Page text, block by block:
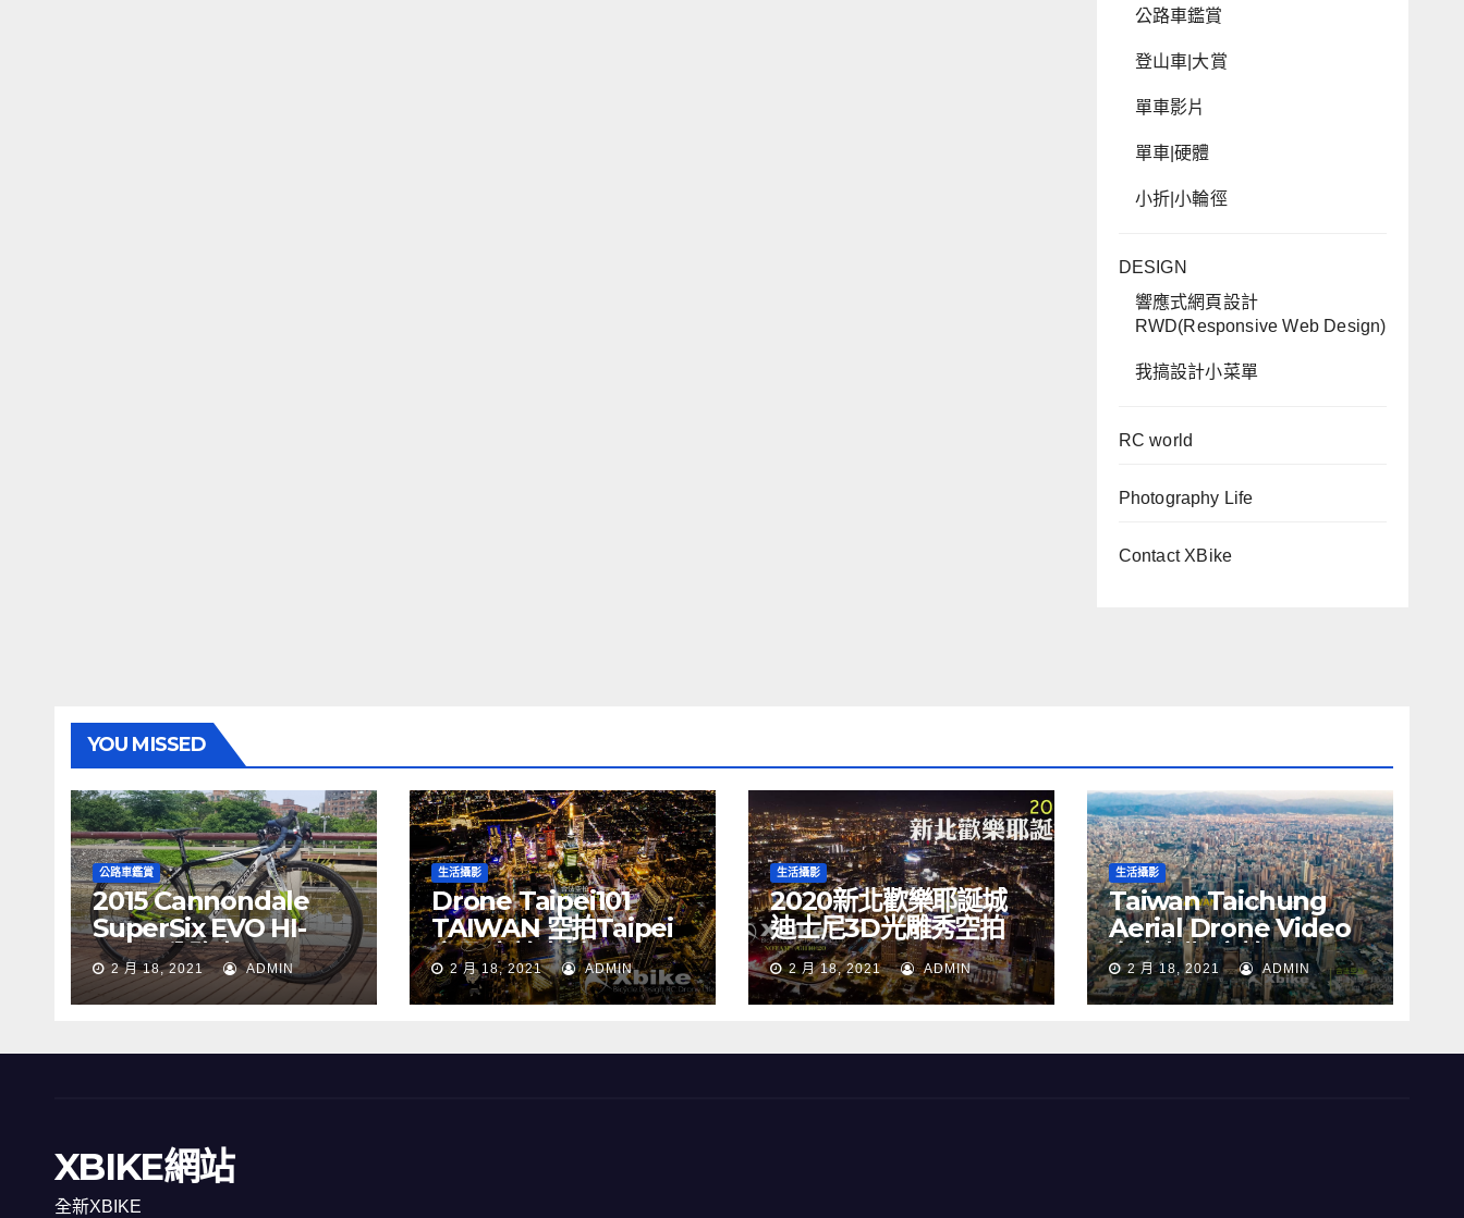
公路車鑑賞
登山車|大賞
單車影片
單車|硬體
小折|小輪徑
DESIGN
響應式網頁設計
RWD(Responsive Web Design)
我搞設計小菜單
RC world
Photography Life
Contact XBike
YOU MISSED
公路車鑑賞
2015 Cannondale
SuperSix EVO HI-
MOD 公路車
2 月 18, 2021 ADMIN
生活攝影
Drone Taipei101
TAIWAN 空拍Taipei
夜景 空拍素材
2 月 18, 2021 ADMIN
生活攝影
2020新北歡樂耶誕城
迪士尼3D光雕秀空拍
NEW TAIPEI CITY
TAIWAN drone
Merry Christmas
TAIWAN
2 月 18, 2021 ADMIN
生活攝影
Taiwan Taichung
Aerial Drone Video
台中七期 空拍
2 月 18, 2021 ADMIN
XBIKE網站
全新XBIKE